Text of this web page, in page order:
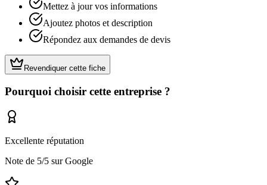
Mettez à jour vos informations
Ajoutez photos et description
Répondez aux demandes de devis
Revendiquer cette fiche
Pourquoi choisir cette entreprise ?
Excellente réputation
Note de 5/5 sur Google